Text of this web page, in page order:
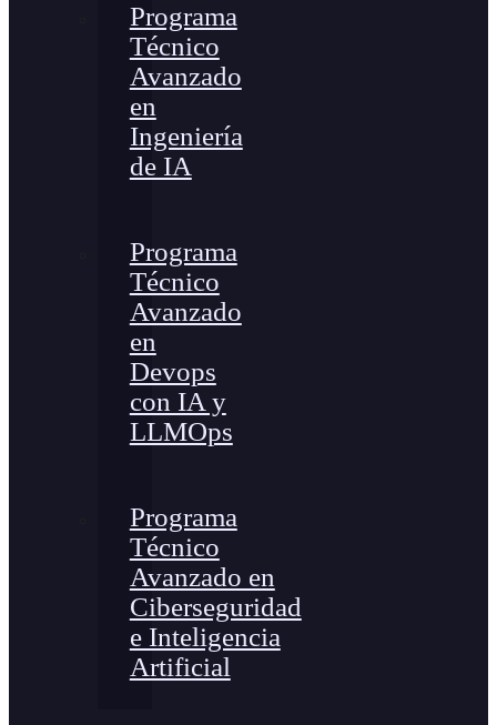
Programa
Técnico
Avanzado
en
Ingeniería
de IA
Programa
Técnico
Avanzado
en
Devops
con IA y
LLMOps
Programa
Técnico
Avanzado en
Ciberseguridad
e Inteligencia
Artificial